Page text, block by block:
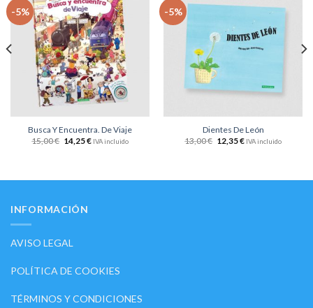
-5%
Añadir
lista
deseos
Busca Y Encuentra. De Viaje
15,00€ 14,25€ IVA incluido
-5%
Añadir
Dientes De León
13,00€ 12,35€ IVA incluido
INFORMACIÓN
AVISO LEGAL
POLÍTICA DE COOKIES
TÉRMINOS Y CONDICIONES